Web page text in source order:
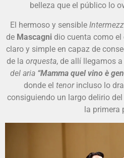
belleza que el público lo
El hermoso y sensible
de Mascagni dio cuenta como el
claro y simple en capaz de
de la orquesta, de allí llegamos a
del aria “Mamma quel vino è
donde el tenorincluso lo
consiguiendo un largo delirio
la primera